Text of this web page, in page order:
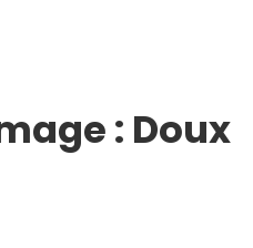
: Doux